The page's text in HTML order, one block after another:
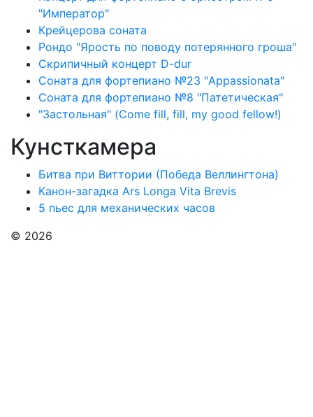
"Император"
Крейцерова соната
Рондо "Ярость по поводу потерянного гроша"
Скрипичный концерт D-dur
Соната для фортепиано №23 "Appassionata"
Соната для фортепиано №8 "Патетическая"
"Застольная" (Come fill, fill, my good fellow!)
Кунсткамера
Битва при Виттории (Победа Веллингтона)
Канон-загадка Ars Longa Vita Brevis
5 пьес для механических часов
© 2026